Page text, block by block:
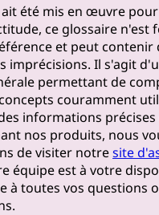
été mis en œuvre
ce glossaire n'est
et peut contenir
imprécisions. Il s'agit
permettant de
couramment
informations précises
nos produits, nous
de visiter notresite
équipe est à votre
à toutes vos questions